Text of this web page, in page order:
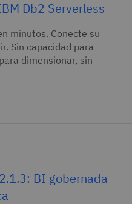
Db2 Serverless
minutos. Conecte su
Sin capacidad para
dimensionar, sin
BI gobernada